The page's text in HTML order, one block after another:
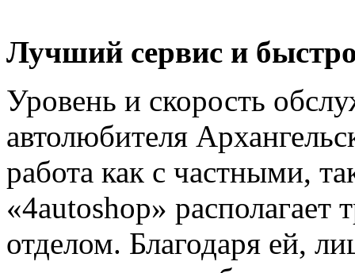
Лучший сервис и
Уровень и скорость
автолюбителя
работа как с частными,
«4autoshop» располагает
отделом. Благодаря ей,